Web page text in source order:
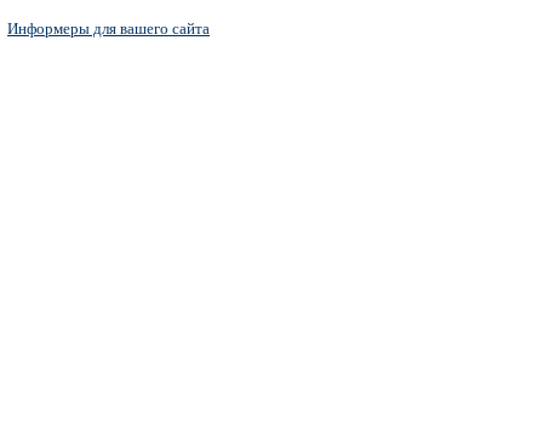
Информеры для вашего сайта